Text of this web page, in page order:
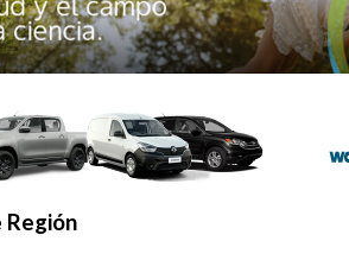
Región